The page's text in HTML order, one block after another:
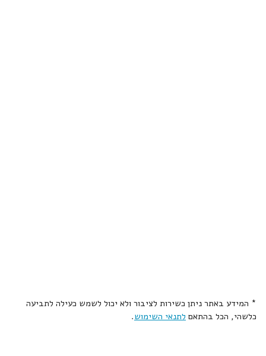
* המידע באתר ניתן כשירות לציבור ולא יכול לשמש כעילה לתביעה
כלשהי, הכל בהתאם לתנאי השימוש.